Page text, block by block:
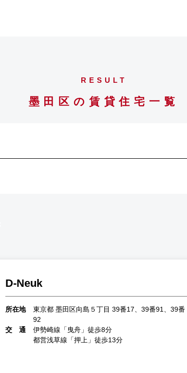
RESULT
墨田区の賃貸住宅一覧
D-Neuk
所在地
東京都 墨田区向島５丁目 39番17、39番91、39番
92
交 通
伊勢崎線「曳舟」徒歩8分
都営浅草線「押上」徒歩13分